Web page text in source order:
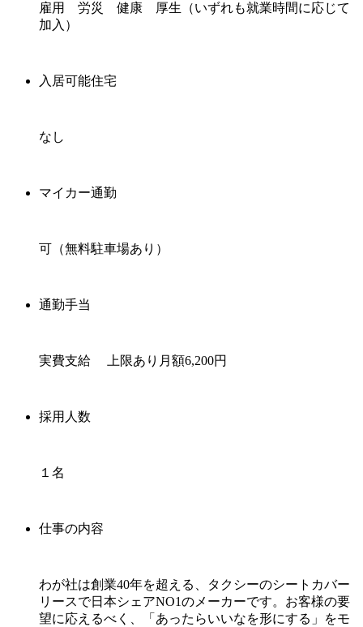
雇用 労災 健康 厚生（いずれも就業時間に応じて
加入）
入居可能住宅
なし
マイカー通勤
可（無料駐車場あり）
通勤手当
実費支給 上限あり月額6,200円
採用人数
１名
仕事の内容
わが社は創業40年を超える、タクシーのシートカバー
リースで日本シェアNO1のメーカーです。お客様の要
望に応えるべく、「あったらいいなを形にする」をモ